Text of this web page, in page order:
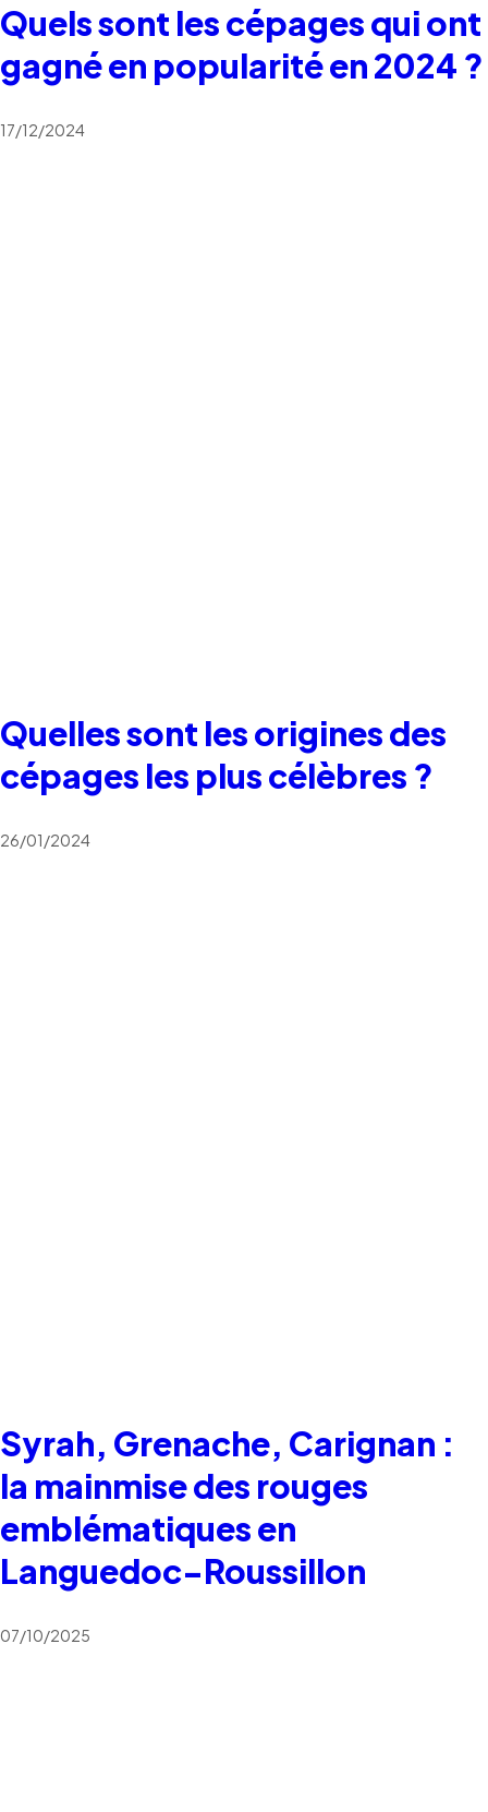
Quels sont les cépages qui ont
gagné en popularité en 2024 ?
17/12/2024
Quelles sont les origines des
cépages les plus célèbres ?
26/01/2024
Syrah, Grenache, Carignan :
la mainmise des rouges
emblématiques en
Languedoc-Roussillon
07/10/2025